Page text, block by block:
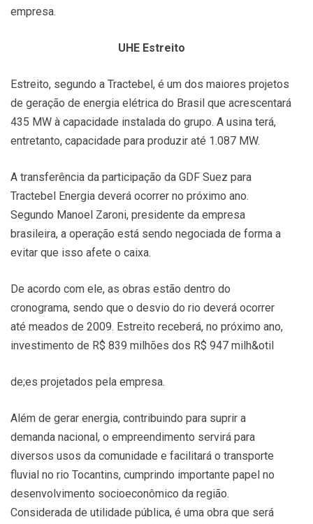
empresa.
UHE Estreito
Estreito, segundo a Tractebel, é um dos maiores projetos
de geração de energia elétrica do Brasil que acrescentará
435 MW à capacidade instalada do grupo. A usina terá,
entretanto, capacidade para produzir até 1.087 MW.
A transferência da participação da GDF Suez para
Tractebel Energia deverá ocorrer no próximo ano.
Segundo Manoel Zaroni, presidente da empresa
brasileira, a operação está sendo negociada de forma a
evitar que isso afete o caixa.
De acordo com ele, as obras estão dentro do
cronograma, sendo que o desvio do rio deverá ocorrer
até meados de 2009. Estreito receberá, no próximo ano,
investimento de R$ 839 milhões dos R$ 947 milh&otil
de;es projetados pela empresa.
Além de gerar energia, contribuindo para suprir a
demanda nacional, o empreendimento servirá para
diversos usos da comunidade e facilitará o transporte
fluvial no rio Tocantins, cumprindo importante papel no
desenvolvimento socioeconômico da região.
Considerada de utilidade pública, é uma obra que será